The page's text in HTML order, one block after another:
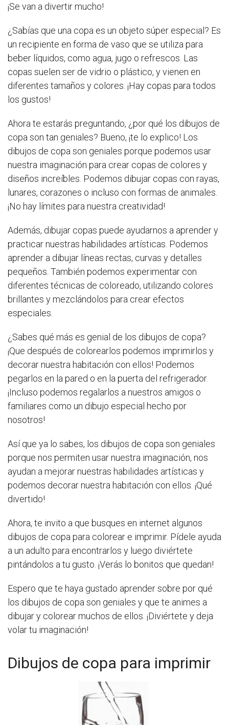
¡Se van a divertir mucho!
¿Sabías que una copa es un objeto súper especial? Es
un recipiente en forma de vaso que se utiliza para
beber líquidos, como agua, jugo o refrescos. Las
copas suelen ser de vidrio o plástico, y vienen en
diferentes tamaños y colores. ¡Hay copas para todos
los gustos!
Ahora te estarás preguntando, ¿por qué los dibujos de
copa son tan geniales? Bueno, ¡te lo explico! Los
dibujos de copa son geniales porque podemos usar
nuestra imaginación para crear copas de colores y
diseños increíbles. Podemos dibujar copas con rayas,
lunares, corazones o incluso con formas de animales.
¡No hay límites para nuestra creatividad!
Además, dibujar copas puede ayudarnos a aprender y
practicar nuestras habilidades artísticas. Podemos
aprender a dibujar líneas rectas, curvas y detalles
pequeños. También podemos experimentar con
diferentes técnicas de coloreado, utilizando colores
brillantes y mezclándolos para crear efectos
especiales.
¿Sabes qué más es genial de los dibujos de copa?
¡Que después de colorearlos podemos imprimirlos y
decorar nuestra habitación con ellos! Podemos
pegarlos en la pared o en la puerta del refrigerador.
¡Incluso podemos regalarlos a nuestros amigos o
familiares como un dibujo especial hecho por
nosotros!
Así que ya lo sabes, los dibujos de copa son geniales
porque nos permiten usar nuestra imaginación, nos
ayudan a mejorar nuestras habilidades artísticas y
podemos decorar nuestra habitación con ellos. ¡Qué
divertido!
Ahora, te invito a que busques en internet algunos
dibujos de copa para colorear e imprimir. Pídele ayuda
a un adulto para encontrarlos y luego diviértete
pintándolos a tu gusto. ¡Verás lo bonitos que quedan!
Espero que te haya gustado aprender sobre por qué
los dibujos de copa son geniales y que te animes a
dibujar y colorear muchos de ellos. ¡Diviértete y deja
volar tu imaginación!
Dibujos de copa para imprimir